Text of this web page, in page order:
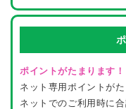
ポイントがたまります！
ネット専用ポイントがた
ネットでのご利用時に